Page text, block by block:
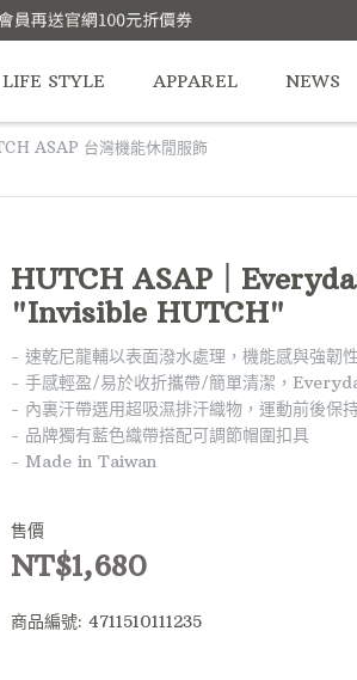
LIFE STYLE APPAREL NEWS
ASAP 台灣機能休閒服飾
HUTCH ASAP｜
"Invisible HUTCH"
- 速乾尼龍輔以表面潑水處理，機能感與強韌
- 手感輕盈/易於收折攜帶/簡單清潔，
- 內裏汗帶選用超吸濕排汗織物，運動前後保
- 品牌獨有藍色織帶搭配可調節帽圍扣具
- Made in Taiwan
售價
NT$1,680
商品編號: 4711510111235